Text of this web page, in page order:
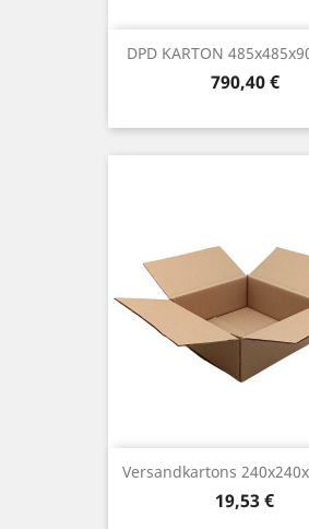
DPD KARTON
Preis
790,40 €
Versandkartons
Preis
19,53 €